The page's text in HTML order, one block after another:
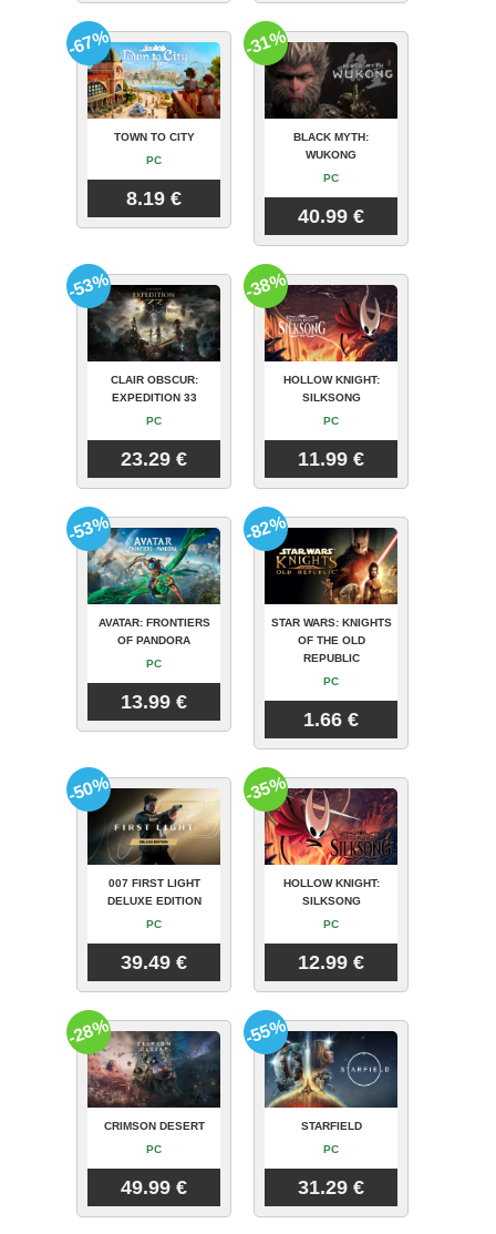
TOWN TO CITY
PC
8.19 €
-67%
BLACK MYTH:
WUKONG
PC
40.99 €
-31%
CLAIR OBSCUR:
EXPEDITION 33
PC
23.29 €
-53%
HOLLOW KNIGHT:
SILKSONG
PC
11.99 €
-38%
AVATAR: FRONTIERS
OF PANDORA
PC
13.99 €
-53%
STAR WARS: KNIGHTS
OF THE OLD
REPUBLIC
PC
1.66 €
-82%
007 FIRST LIGHT
DELUXE EDITION
PC
39.49 €
-50%
HOLLOW KNIGHT:
SILKSONG
PC
12.99 €
-35%
CRIMSON DESERT
PC
49.99 €
-28%
STARFIELD
PC
31.29 €
-55%